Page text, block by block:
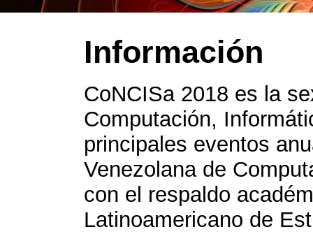
Información
CoNCISa 2018 es la
Computación,
principales eventos
Venezolana de
con el respaldo
Latinoamericano de